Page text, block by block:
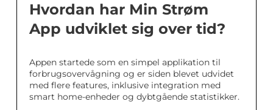
Hvordan har Min Strøm
App udviklet sig over tid?
Appen startede som en simpel applikation til
forbrugsovervågning og er siden blevet udvidet
med flere features, inklusive integration med
smart home-enheder og dybtgående statistikker.